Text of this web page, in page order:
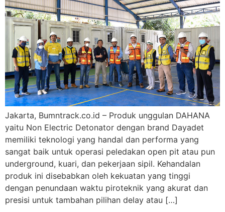
Jakarta, Bumntrack.co.id – Produk unggulan DAHANA
yaitu Non Electric Detonator dengan brand Dayadet
memiliki teknologi yang handal dan performa yang
sangat baik untuk operasi peledakan open pit atau pun
underground, kuari, dan pekerjaan sipil. Kehandalan
produk ini disebabkan oleh kekuatan yang tinggi
dengan penundaan waktu piroteknik yang akurat dan
presisi untuk tambahan pilihan delay atau […]